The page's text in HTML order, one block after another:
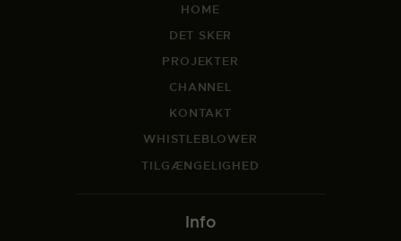
HOME
DET SKER
PROJEKTER
CHANNEL
KONTAKT
WHISTLEBLOWER
TILGÆNGELIGHED
Info